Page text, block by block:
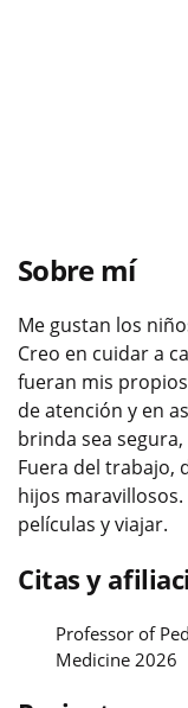
Sobre mí
Me gustan los
Creo en cuidar a
fueran mis
de atención y en
brinda sea
Fuera del trabajo,
hijos
películas y viajar.
Citas y
Professor of
Medicine 2026